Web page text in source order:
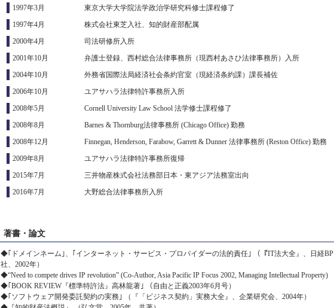
1997年3月
東京大学大学院法学政治学研究科修士課程修了
1997年4月
株式会社東芝入社、知的財産部配属
2000年4月
司法研修所入所
2001年10月
弁護士登録、西村総合法律事務所（現西村あさひ法律事務所）入所
2004年10月
外務省国際法局経済社会条約官室（現経済条約課）課長補佐
2006年10月
ユアサハラ法律特許事務所入所
2008年5月
Cornell University Law School 法学修士課程修了
2008年8月
Barnes & Thornburg法律事務所 (Chicago Office) 勤務
2008年12月
Finnegan, Henderson, Farabow, Garrett & Dunner 法律事務所 (Reston Office) 勤務
2009年8月
ユアサハラ法律特許事務所復帰
2015年7月
三井物産株式会社法務部日本・東アジア法務室出向
2016年7月
大野総合法律事務所入所
著書・論文
◆｢ドメインネーム｣、｢インターネット・サービス・プロバイダーの法的責任｣ （『IT法大全』、日経BP
社、2002年）
◆“Need to compete drives IP revolution” (Co-Author, Asia Pacific IP Focus 2002, Managing Intellectual Property)
◆｢BOOK REVIEW『標準特許法』高林龍著｣ （自由と正義2003年6月号）
◆｢ソフトウェア開発委託契約の実務｣ （『「ビジネス契約」実務大全』、企業研究会、2004年）